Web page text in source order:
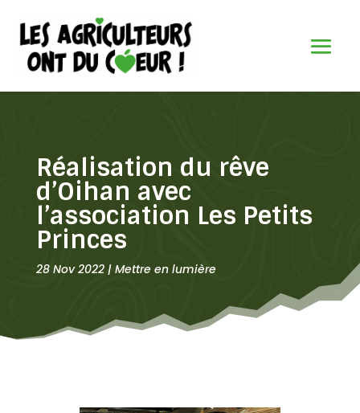
Réalisation du rêve
d’Oihan avec
l’association Les Petits
Princes
28 Nov 2022| Mettre en lumière